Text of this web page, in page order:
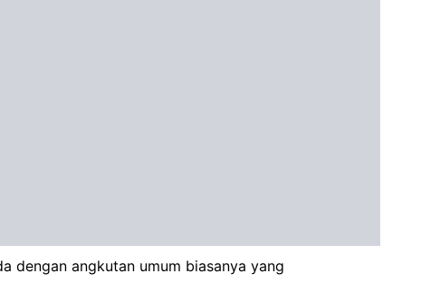
dengan angkutan umum biasanya yang